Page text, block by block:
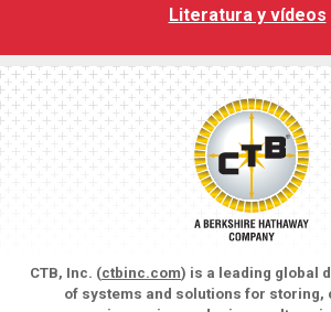
Literatura y vídeos
CTB, Inc. (ctbinc.com) is a leading global
of systems and solutions for storing,